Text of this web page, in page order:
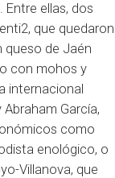
ellas, dos
que quedaron
queso de Jaén
con mohos y
internacional
García,
como
enológico, o
Villanova, que